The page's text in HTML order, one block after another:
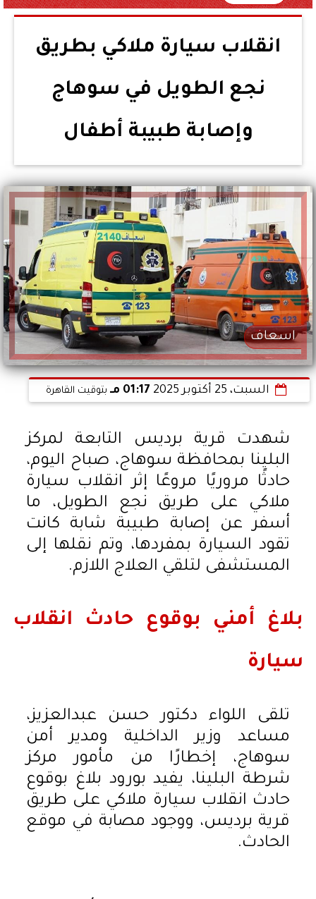
انقلاب سيارة ملاكي بطريق
نجع الطويل في سوهاج
وإصابة طبيبة أطفال
اسعاف
السبت، 25 أكتوبر 2025 01:17 مـ بتوقيت القاهرة
شهدت قرية برديس التابعة لمركز
البلينا بمحافظة سوهاج، صباح اليوم،
حادثًا مروريًا مروعًا إثر انقلاب سيارة
ملاكي على طريق نجع الطويل، ما
أسفر عن إصابة طبيبة شابة كانت
تقود السيارة بمفردها، وتم نقلها إلى
المستشفى لتلقي العلاج اللازم.
بلاغ أمني بوقوع حادث انقلاب
سيارة
تلقى اللواء دكتور حسن عبدالعزيز،
مساعد وزير الداخلية ومدير أمن
سوهاج، إخطارًا من مأمور مركز
شرطة البلينا، يفيد بورود بلاغ بوقوع
حادث انقلاب سيارة ملاكي على طريق
قرية برديس، ووجود مصابة في موقع
الحادث.